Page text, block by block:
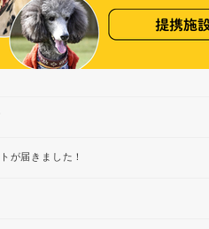
が届きました！